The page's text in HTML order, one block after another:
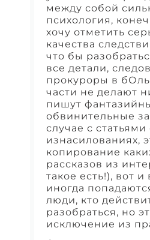
между собой
психология,
хочу отметить
качества
что бы
все детали,
прокуроры в
части не делают
пишут
обвинительные
случае с статьями
изнасилованиях,
копирование
рассказов из
такое есть!), вот и
иногда
люди, кто
разобраться, но
исключение из